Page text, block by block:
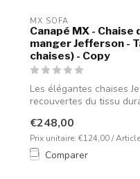
MX SOFA
Canapé MX - Chaise
manger Jefferson -
chaises) - Copy
Les élégantes chaises
recouvertes du tissu
€248,00
Prix unitaire: €124,00 / Article
Comparer